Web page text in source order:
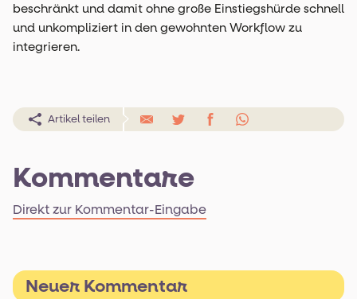
beschränkt und damit ohne große Einstiegshürde schnell
und unkompliziert in den gewohnten Workflow zu
integrieren.
Artikel teilen
Kommentare
Direkt zur Kommentar-Eingabe
Neuer Kommentar